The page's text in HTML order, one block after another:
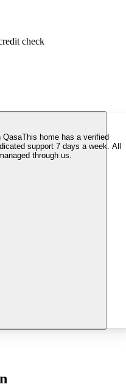
check
QasaThis home has a verified
support 7 days a week. All
through us.